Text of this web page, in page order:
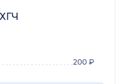
200 ₽